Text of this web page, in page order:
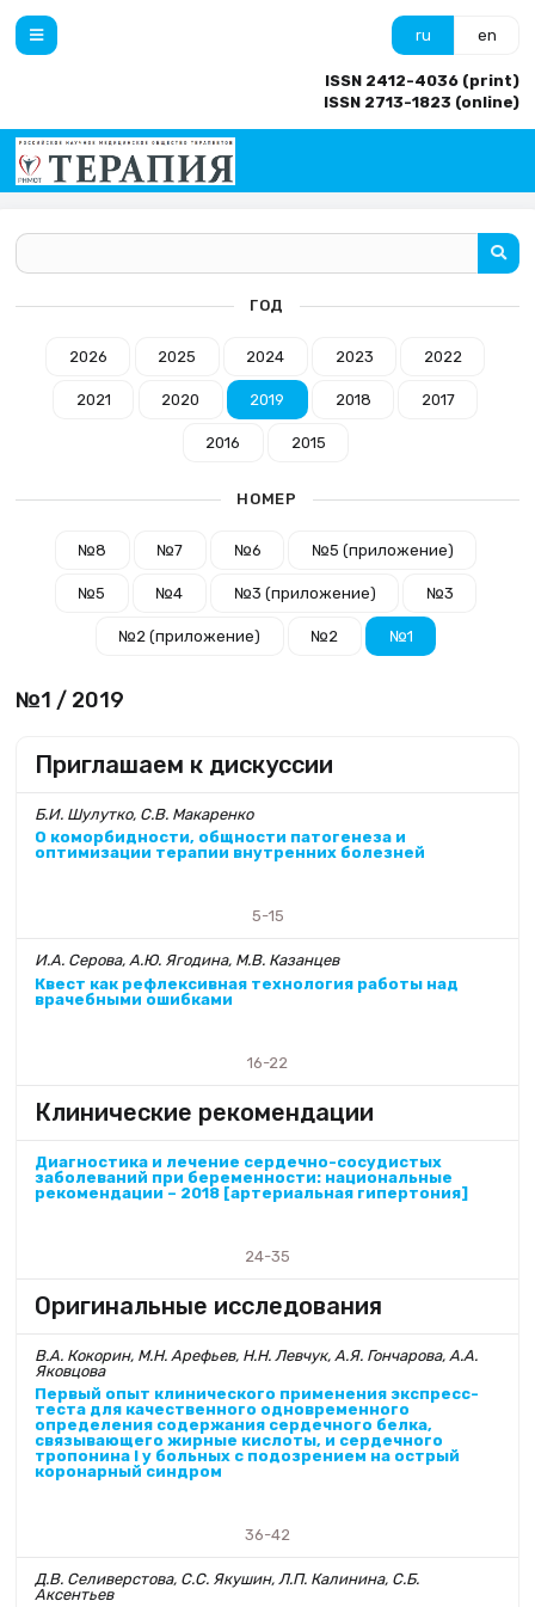
ru en
ISSN 2412-4036 (print)
ISSN 2713-1823 (online)
ГОД
2026 2025 2024 2023 2022
2021 2020 2019 2018 2017
2016 2015
НОМЕР
№8 №7 №6 №5 (приложение)
№5 №4 №3 (приложение) №3
№2 (приложение) №2 №1
№1 / 2019
Приглашаем к дискуссии
Б.И. Шулутко, С.В. Макаренко
О коморбидности, общности патогенеза и
оптимизации терапии внутренних болезней
5-15
И.А. Серова, А.Ю. Ягодина, М.В. Казанцев
Квест как рефлексивная технология работы над
врачебными ошибками
16-22
Клинические рекомендации
Диагностика и лечение сердечно-сосудистых
заболеваний при беременности: национальные
рекомендации – 2018 [артериальная гипертония]
24-35
Оригинальные исследования
В.А. Кокорин, М.Н. Арефьев, Н.Н. Левчук, А.Я. Гончарова, А.А.
Яковцова
Первый опыт клинического применения экспресс-
теста для качественного одновременного
определения содержания сердечного белка,
связывающего жирные кислоты, и сердечного
тропонина I у больных с подозрением на острый
коронарный синдром
36-42
Д.В. Селиверстова, С.С. Якушин, Л.П. Калинина, С.Б.
Аксентьев